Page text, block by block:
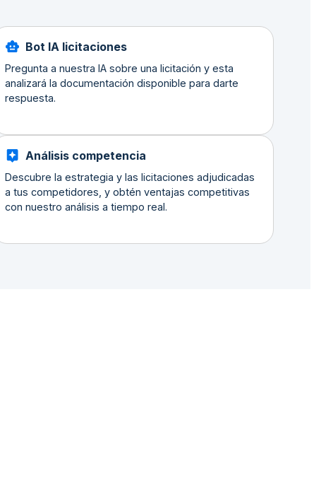
Bot IA licitaciones
Pregunta a nuestra IA sobre una licitación y esta
analizará la documentación disponible para darte
respuesta.
Análisis competencia
Descubre la estrategia y las licitaciones adjudicadas
a tus competidores, y obtén ventajas competitivas
con nuestro análisis a tiempo real.